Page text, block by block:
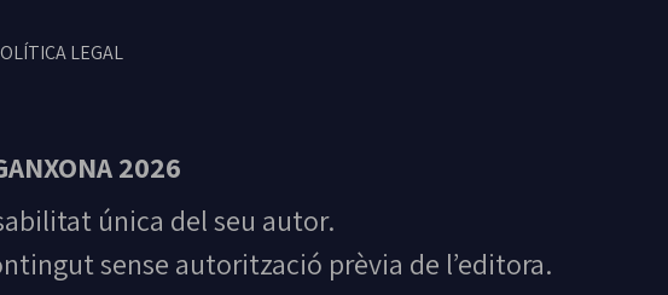
LEGAL
2026
única del seu autor.
sense autorització prèvia de l’editora.